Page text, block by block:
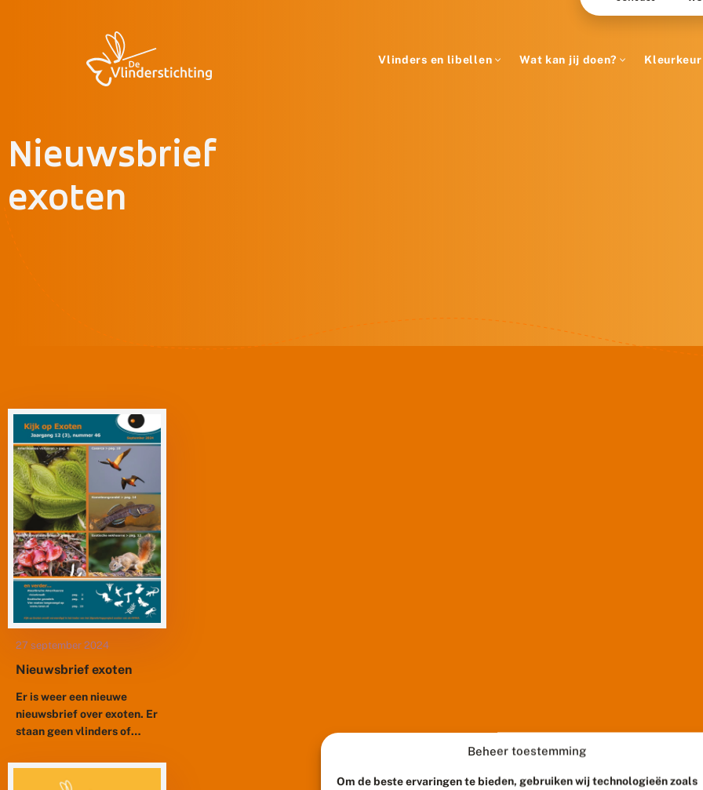
Beheer toestemming
Om de beste ervaringen te bieden, gebruiken wij technologieën zoals
Vlinders en libellen Wat kan jij doen? Kleurkeur
Nieuwsbrief
exoten
27 september 2024
Nieuwsbrief exoten
Er is weer een nieuwe
nieuwsbrief over exoten. Er
staan geen vlinders of
interessante bijdragen
over Amerikaanse